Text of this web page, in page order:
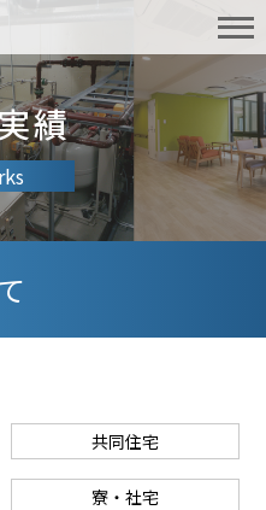
績
共同住宅
寮・社宅